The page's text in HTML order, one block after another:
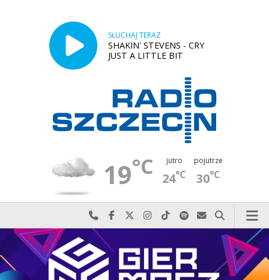
SŁUCHAJ TERAZ
SHAKIN' STEVENS - CRY
JUST A LITTLE BIT
19°C jutro
24°C
pojutrze
30°C
Najlepiej po prostu do nas zadzwoń
Odwiedź nas na Facebook-u
Odwiedź nas na X
Odwiedź nas na Instagram-ie
Odwiedź nas na TikTok-u
Szukaj nas na Spotify
Wyślij do nas
Szukaj